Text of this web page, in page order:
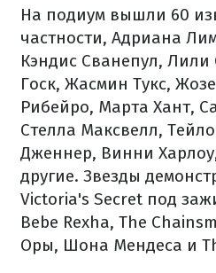
На подиум вышли 60
частности, Адриана
Кэндис Сванепул,
Госк, Жасмин Тукс,
Рибейро, Марта Хант,
Стелла Максвелл,
Дженнер, Винни
другие. Звезды
Victoria's Secret под
Bebe Rexha, The
Оры, Шона Мендеса и